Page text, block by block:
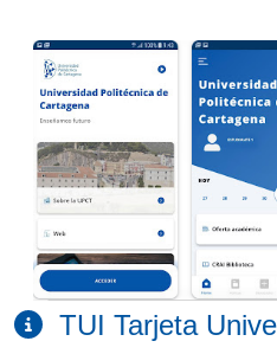
TUI Tarjeta